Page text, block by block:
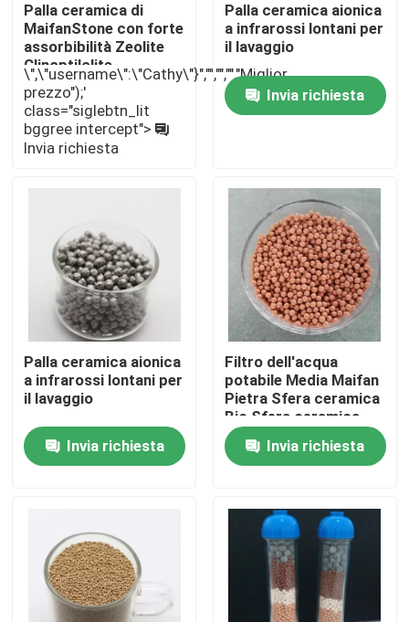
Casa.
Prodotti
Su di noi
Visita alla fabbrica
Controllo della qualità
Contattaci
Stagno molecolare PSA
Zeolite a setaccio molecolare
Palla ceramica di
MaifanStone con forte
assorbibilità Zeolite
Clinoptilolite
\",\"username\":\"Cathy\"}","","","","Miglior
prezzo");'
class="siglebtn_lit
bggree intercept">
Invia richiesta
Palla ceramica aionica
a infrarossi lontani per
il lavaggio
Invia richiesta
Palla ceramica aionica
a infrarossi lontani per
il lavaggio
Invia richiesta
Filtro dell'acqua
potabile Media Maifan
Pietra Sfera ceramica
Bio Sfera ceramica
per la produzione di
acqua minerale
alcalina
Invia richiesta